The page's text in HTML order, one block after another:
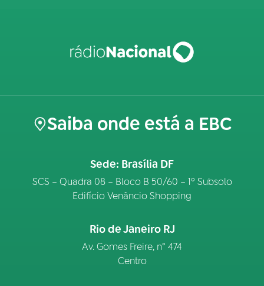
Saiba onde está a EBC
Sede: Brasília DF
SCS – Quadra 08 – Bloco B 50/60 – 1º Subsolo
Edifício Venâncio Shopping
Rio de Janeiro RJ
Av. Gomes Freire, n° 474
Centro